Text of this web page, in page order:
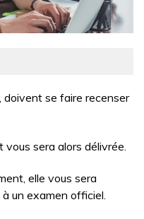
doivent se faire recenser
sera alors délivrée.
elle vous sera
un examen officiel.